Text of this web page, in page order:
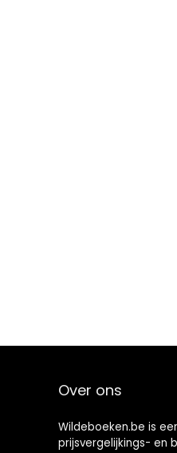
Over ons
Wildeboeken.be is
prijsvergelijkings- en